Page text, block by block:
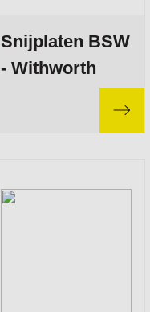
Snijplaten BSW
- Withworth